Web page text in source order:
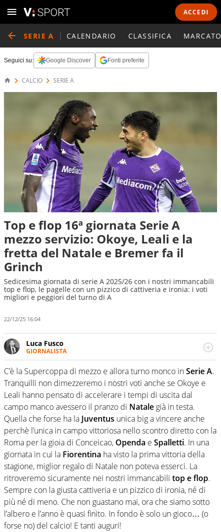
ACCEDI
SERIE A CALENDARIO CLASSIFICA
Seguici su: Google Discover Fonti preferite
CALCIO SERIE A
Top e flop 16ª giornata Serie A
mezzo servizio: Okoye, Leali e la
fretta del Natale e Bremer fa il
Grinch
Sedicesima giornata di serie A 2025/26 con i nostri immancabili
top e flop, le pagelle con un pizzico di cattiveria e ironia: i voti
migliori e peggiori del turno di A
22/12/25 16:04
Luca Fusco
GIORNALISTA
Giornalista multimediale. Quando si accendono i motori,
lui sgasa, impenna, derapa. E spesso e volentieri finisce
sul podio
C’è la Supercoppa di mezzo e allora turno monco inSerie A.
Tranquilli non dimezzeremo i nostri voti anche se Okoye e
Leali hanno pensato di accelerare i tempi di uscita dal
campo manco avessero il pranzo di Natale già in testa.
Quella che forse ha la Juventus unica big a vincere anche
perchè l’unica in campo vittoriosa nello scontro diretto con la
Roma per la gioia di Conceicao, Openda e Spalletti. In una
giornata in cui la Fiorentina ha visto la prima vittoria della
stagione, miglior regalo di Natale non poteva esserci. La
ritroveremo sicuramente nei nostri immancabili top e flop.
Sempre con la giusta cattiveria e un pizzico di ironia, né di
più né di meno. Che non guastano mai, ora che siamo sotto
l’albero e l’anno è quasi finito. In fondo è solo un gioco… (o
forse no) del calcio! E tanti auguri!